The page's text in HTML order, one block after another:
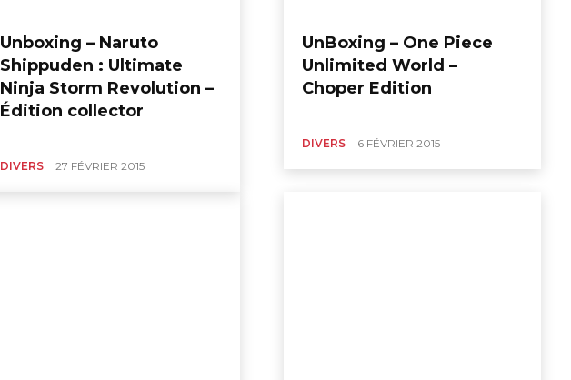
Unboxing – Naruto
Shippuden : Ultimate
Ninja Storm Revolution –
Édition collector
DIVERS 27 FÉVRIER 2015
UnBoxing – One Piece
Unlimited World –
Choper Edition
DIVERS 6 FÉVRIER 2015